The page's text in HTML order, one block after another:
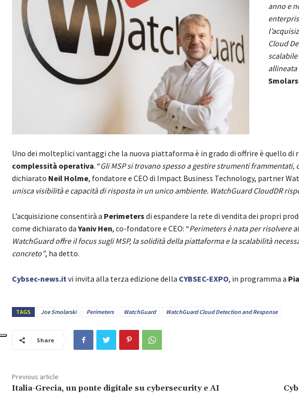
anno e
Cloud
allineata
Uno dei molteplici vantaggi che la nuova piattaforma è in grado di offrire è quello di
complessità operativa. “Gli MSP si trovano spesso a gestire strumenti
dichiarato Neil Holme, fondatore e CEO di Impact Business Technology, partner
unisca visibilità e capacità di risposta in un unico ambiente. WatchGuard CloudDR
L’acquisizione consentirà a Perimeters di espandere la rete di vendita dei propri
come dichiarato da Yaniv Hen, co-fondatore e CEO: “Perimeters è nata per risolvere
WatchGuard offre il focus sugli MSP, la solidità della piattaforma e la scalabilità
concreto”, ha detto.
Cybsec-news.itvi invita alla terza edizione della CYBSEC-EXPO, in programma a
TAGS Joe Smolarski Perimeters WatchGuard WatchGuard Cloud Detection and Response
Share
Previous article
Italia-Grecia, un ponte digitale su cybersecurity e AI